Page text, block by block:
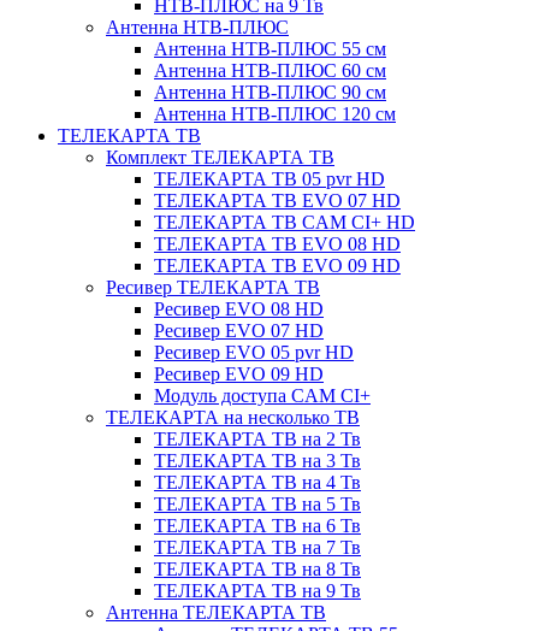
НТВ-ПЛЮС на 9 Тв
Антенна НТВ-ПЛЮС
Антенна НТВ-ПЛЮС 55 см
Антенна НТВ-ПЛЮС 60 см
Антенна НТВ-ПЛЮС 90 см
Антенна НТВ-ПЛЮС 120 см
ТЕЛЕКАРТА ТВ
Комплект ТЕЛЕКАРТА ТВ
ТЕЛЕКАРТА ТВ 05 pvr HD
ТЕЛЕКАРТА ТВ EVO 07 HD
ТЕЛЕКАРТА ТВ CAM CI+ HD
ТЕЛЕКАРТА ТВ EVO 08 HD
ТЕЛЕКАРТА ТВ EVO 09 HD
Ресивер ТЕЛЕКАРТА ТВ
Ресивер EVO 08 HD
Ресивер EVO 07 HD
Ресивер EVO 05 pvr HD
Ресивер EVO 09 HD
Модуль доступа CAM CI+
ТЕЛЕКАРТА на несколько ТВ
ТЕЛЕКАРТА ТВ на 2 Тв
ТЕЛЕКАРТА ТВ на 3 Тв
ТЕЛЕКАРТА ТВ на 4 Тв
ТЕЛЕКАРТА ТВ на 5 Тв
ТЕЛЕКАРТА ТВ на 6 Тв
ТЕЛЕКАРТА ТВ на 7 Тв
ТЕЛЕКАРТА ТВ на 8 Тв
ТЕЛЕКАРТА ТВ на 9 Тв
Антенна ТЕЛЕКАРТА ТВ